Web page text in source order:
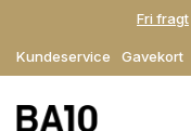
Kundeservice Gavekort
Fri fragt